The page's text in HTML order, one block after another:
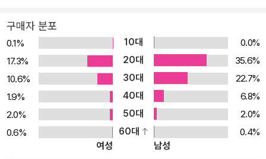
듈 프로그래밍』 역자 "이 책이 유명한 만큼 번역에 대한 부담도 컸을
텐데 책임감을 가지고 정성을 기울여 작업했다는 게 느껴집니다. 조
슈아 블로크의 여전한 통찰력에 이복연 님의 친절한 번역이 더해졌습
니다." - 정상혁, 네이버 재직, 『네이버를 만든 기술, 읽으면서 배운다:
자바편』 공저자
구매자 분포
0.1% 10대
0.0%
17.3%
20대
35.6%
10.6%
30대
22.7%
1.9%
40대
6.8%
2.0%
50대
2.0%
0.6%
60대
0.4%
여성
남성